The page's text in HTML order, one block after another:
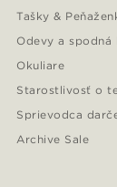
Tašky &
Odevy a spodná
Okuliare
Starostlivosť o
Sprievodca
Archive Sale